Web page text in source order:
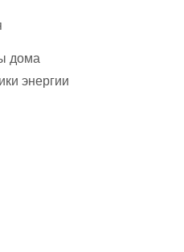
дома
энергии